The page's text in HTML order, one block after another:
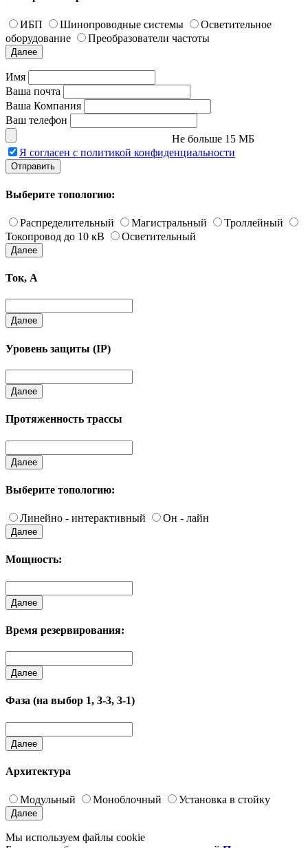
ИБП Шинопроводные системы
Осветительное
оборудование
Преобразователи частоты
Далее
Имя
Ваша почта
Ваша Компания
Ваш телефон
Не больше 15 МБ
Я согласен с политикой конфиденциальности
Отправить
Выберите топологию:
Распределительный Магистральный
Троллейный
Токопровод до 10 кВ
Осветительный
Далее
Ток, А
Далее
Уровень защиты (IP)
Далее
Протяженность трассы
Далее
Выберите топологию:
Линейно - интерактивный Он - лайн
Далее
Мощность:
Далее
Время резервирования:
Далее
Фаза (на выбор 1, 3-3, 3-1)
Далее
Архитектура
Модульный Моноблочный Установка в стойку
Далее
Мы используем файлы cookie